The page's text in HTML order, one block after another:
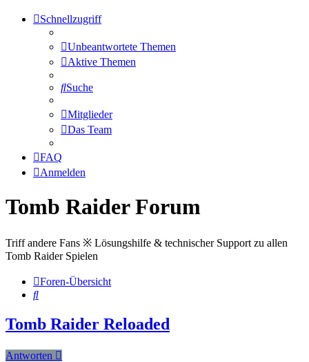
Schnellzugriff
Unbeantwortete Themen
Aktive Themen
Suche
Mitglieder
Das Team
FAQ
Anmelden
Tomb Raider Forum
Triff andere Fans ※ Lösungshilfe & technischer Support zu allen
Tomb Raider Spielen
Foren-Übersicht
Suche
Tomb Raider Reloaded
Antworten